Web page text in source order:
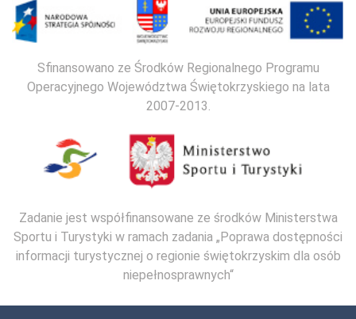
Sfinansowano ze Środków Regionalnego Programu
Operacyjnego Województwa Świętokrzyskiego na lata
2007-2013.
Zadanie jest współfinansowane ze środków Ministerstwa
Sportu i Turystyki w ramach zadania „Poprawa dostępności
informacji turystycznej o regionie świętokrzyskim dla osób
niepełnosprawnych“